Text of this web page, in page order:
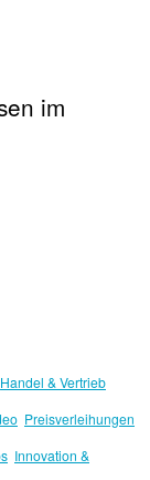
im
Handel & Vertrieb
Preisverleihungen
Innovation &